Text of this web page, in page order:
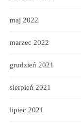
maj 2022
marzec 2022
grudzień 2021
sierpień 2021
lipiec 2021